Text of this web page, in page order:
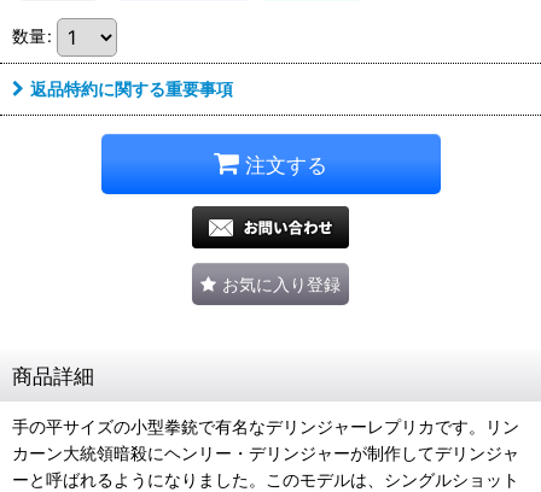
数量:
返品特約に関する重要事項
注文する
お気に入り登録
商品詳細
手の平サイズの小型拳銃で有名なデリンジャーレプリカです。リン
カーン大統領暗殺にヘンリー・デリンジャーが制作してデリンジャ
ーと呼ばれるようになりました。このモデルは、シングルショット